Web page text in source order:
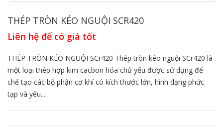
THÉP TRÒN KÉO NGUỘI SCR420
Liên hệ để có giá tốt
THÉP TRÒN KÉO NGUỘI SCr420 Thép tròn kéo nguội SCr420 là
một loại thép hợp kim cacbon hóa chủ yếu được sử dụng để
chế tạo các bộ phận cơ khí có kích thước lớn, hình dạng phức
tạp và yêu...